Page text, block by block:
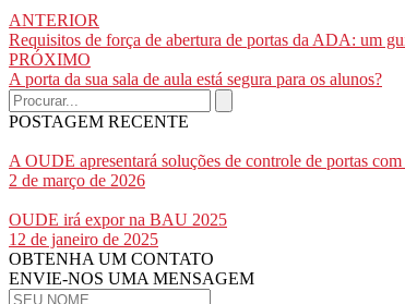
ANTERIOR
Requisitos de força de abertura de portas da ADA: um
PRÓXIMO
A porta da sua sala de aula está segura para os alunos?
POSTAGEM RECENTE
A OUDE apresentará soluções de controle de portas
2 de março de 2026
OUDE irá expor na BAU 2025
12 de janeiro de 2025
OBTENHA UM CONTATO
ENVIE-NOS UMA MENSAGEM